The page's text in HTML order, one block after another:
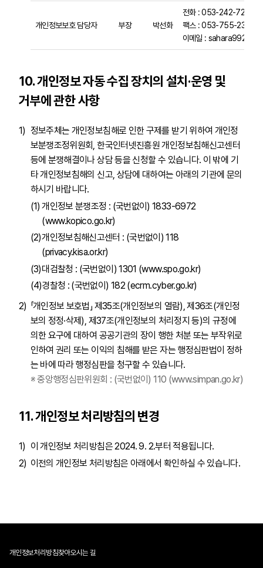
개인정보보호 담당자 부장 박선화
전화 : 053-242-7220
팩스 : 053-755-2380
이메일 :
10. 개인정보 자동 수집 장치의 설치·운영 및
거부에 관한 사항
정보주체는 개인정보침해로 인한 구제를 받기 위하여 개인정
보분쟁조정위원회, 한국인터넷진흥원 개인정보침해신고센터
등에 분쟁해결이나 상담 등을 신청할 수 있습니다. 이 밖에 기
타 개인정보침해의 신고, 상담에 대하여는 아래의 기관에 문의
하시기 바랍니다.
개인정보 분쟁조정 : (국번없이) 1833-6972
(www.kopico.go.kr)
개인정보침해신고센터 : (국번없이) 118
(privacy.kisa.or.kr)
대검찰청 : (국번없이) 1301 (www.spo.go.kr)
경찰청 : (국번없이) 182 (ecrm.cyber.go.kr)
「개인정보 보호법」 제35조(개인정보의 열람), 제36조(개인정
보의 정정·삭제), 제37조(개인정보의 처리정지 등)의 규정에
의한 요구에 대하여 공공기관의 장이 행한 처분 또는 부작위로
인하여 권리 또는 이익의 침해를 받은 자는 행정심판법이 정하
는 바에 따라 행정심판을 청구할 수 있습니다.
※ 중앙행정심판위원회 : (국번없이) 110 (www.simpan.go.kr)
11. 개인정보 처리방침의 변경
이 개인정보 처리방침은 2024. 9. 2.부터 적용됩니다.
이전의 개인정보 처리방침은 아래에서 확인하실 수 있습니다.
개인정보처리방침찾아오시는 길